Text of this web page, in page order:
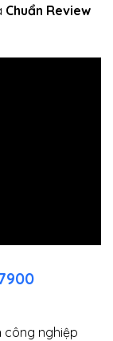
Chuẩn Review
công nghiệp